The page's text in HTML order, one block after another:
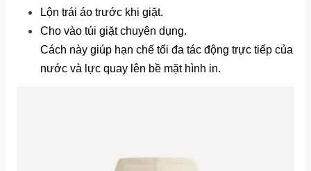
Lộn trái áo trước khi giặt.
Cho vào túi giặt chuyên dụng.
Cách này giúp hạn chế tối đa tác động trực tiếp của
nước và lực quay lên bề mặt hình in.